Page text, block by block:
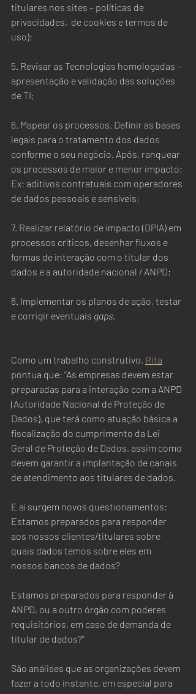
titulares nos sites – políticas de
privacidades,  de cookies e termos de
uso);
5. Revisar as Tecnologias homologadas –
apresentação e validação das soluções
de TI;
6. Mapear os processos. Definir as bases
legais para o tratamento dos dados
conforme o seu negócio. Após, ranquear
os processos de maior e menor impacto;
Ex: aditivos contratuais com operadores
de dados pessoais e sensíveis;
7. Realizar relatório de impacto (DPIA) em
processos críticos, desenhar fluxos e
formas de interação com o titular dos
dados e a autoridade nacional / ANPD;
8. Implementar os planos de ação, testar
e corrigir eventuais gaps.
Como um trabalho construtivo, Rita
pontua que: “As empresas devem estar
preparadas para a interação com a ANPD
(Autoridade Nacional de Proteção de
Dados), que terá como atuação básica a
fiscalização do cumprimento da Lei
Geral de Proteção de Dados, assim como
devem garantir a implantação de canais
de atendimento aos titulares de dados.
E aí surgem novos questionamentos:
Estamos preparados para responder
aos nossos clientes/titulares sobre
quais dados temos sobre eles em
nossos bancos de dados?
Estamos preparados para responder à
ANPD, ou a outro órgão com poderes
requisitórios, em caso de demanda de
titular de dados?”
São análises que as organizações devem
fazer a todo instante, em especial para